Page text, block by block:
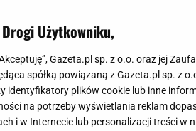
Użytkowniku,
Gazeta.pl sp. z o.o. oraz jej
spółką powiązaną z Gazeta.pl sp. z
identyfikatory plików cookie lub inne
na potrzeby wyświetlania reklam
i w Internecie lub personalizacji treści w